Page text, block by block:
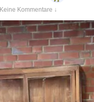
Keine Kommentare ↓